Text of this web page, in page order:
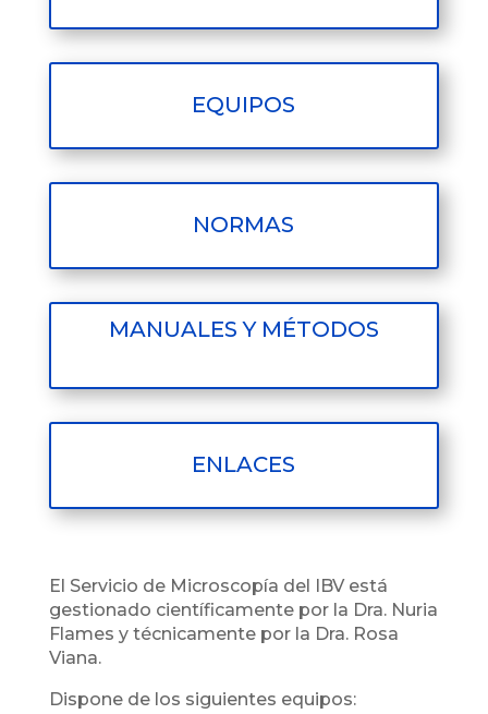
EQUIPOS
NORMAS
MANUALES Y MÉTODOS
ENLACES
El Servicio de Microscopía del IBV está
gestionado científicamente por la Dra. Nuria
Flames y técnicamente por la Dra. Rosa
Viana.
Dispone de los siguientes equipos: